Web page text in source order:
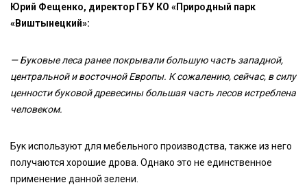
Юрий Фещенко, директор ГБУ КО «Природный парк
«Виштынецкий»:
— Буковые леса ранее покрывали большую часть западной,
центральной и восточной Европы. К сожалению, сейчас, в силу
ценности буковой древесины большая часть лесов истреблена
человеком.
Бук используют для мебельного производства, также из него
получаются хорошие дрова. Однако это не единственное
применение данной зелени.